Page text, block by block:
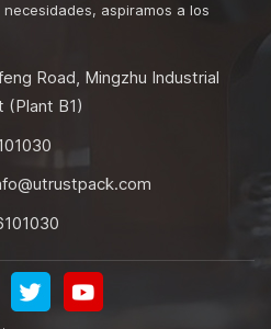
aspiramos a los
Road, Mingzhu Industrial
(Plant B1)